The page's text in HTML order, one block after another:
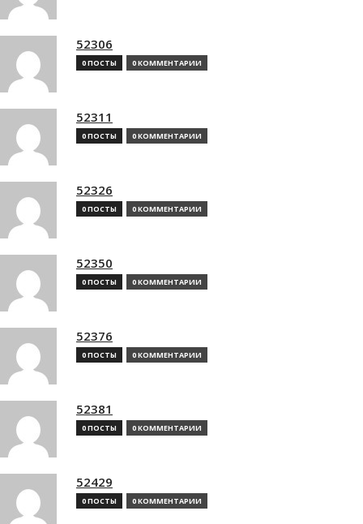
52306
0 ПОСТЫ 0 КОММЕНТАРИИ
52311
0 ПОСТЫ 0 КОММЕНТАРИИ
52326
0 ПОСТЫ 0 КОММЕНТАРИИ
52350
0 ПОСТЫ 0 КОММЕНТАРИИ
52376
0 ПОСТЫ 0 КОММЕНТАРИИ
52381
0 ПОСТЫ 0 КОММЕНТАРИИ
52429
0 ПОСТЫ 0 КОММЕНТАРИИ